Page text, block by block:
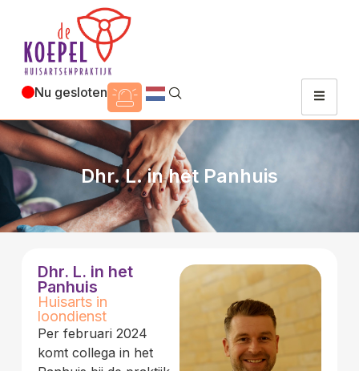
Nu gesloten
Dhr. L. in het Panhuis
Dhr. L. in het
Panhuis
Huisarts in
loondienst
Per februari 2024
komt collega in het